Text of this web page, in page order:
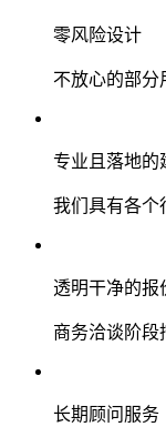
零风险设计
不放心的部分
专业且落地的
我们具有各个
透明干净的报
商务洽谈阶段
长期顾问服务